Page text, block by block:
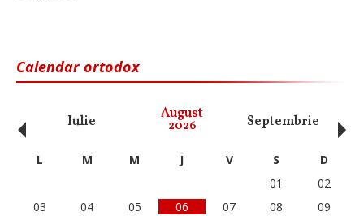
Calendar ortodox
Iulie August
2026 Septembrie
‹ L M M J V S
D
01
02
03
04 05 06 07 08
09